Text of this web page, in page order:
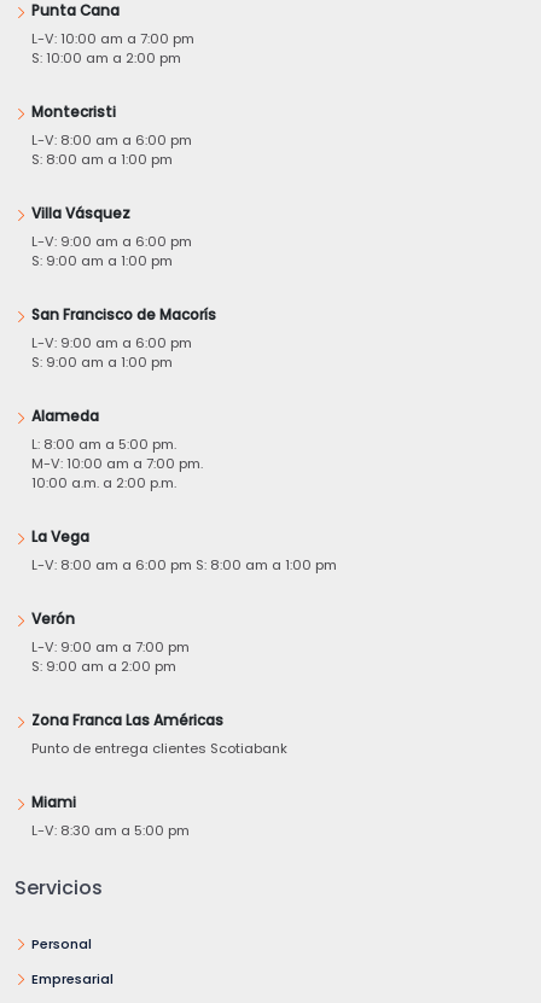
Punta Cana
L-V: 10:00 am a 7:00 pm
S: 10:00 am a 2:00 pm
Montecristi
L-V: 8:00 am a 6:00 pm
S: 8:00 am a 1:00 pm
Villa Vásquez
L-V: 9:00 am a 6:00 pm
S: 9:00 am a 1:00 pm
San Francisco de Macorís
L-V: 9:00 am a 6:00 pm
S: 9:00 am a 1:00 pm
Alameda
L: 8:00 am a 5:00 pm.
M-V: 10:00 am a 7:00 pm.
10:00 a.m. a 2:00 p.m.
La Vega
L-V: 8:00 am a 6:00 pm S: 8:00 am a 1:00 pm
Verón
L-V: 9:00 am a 7:00 pm
S: 9:00 am a 2:00 pm
Zona Franca Las Américas
Punto de entrega clientes Scotiabank
Miami
L-V: 8:30 am a 5:00 pm
Servicios
Personal
Empresarial